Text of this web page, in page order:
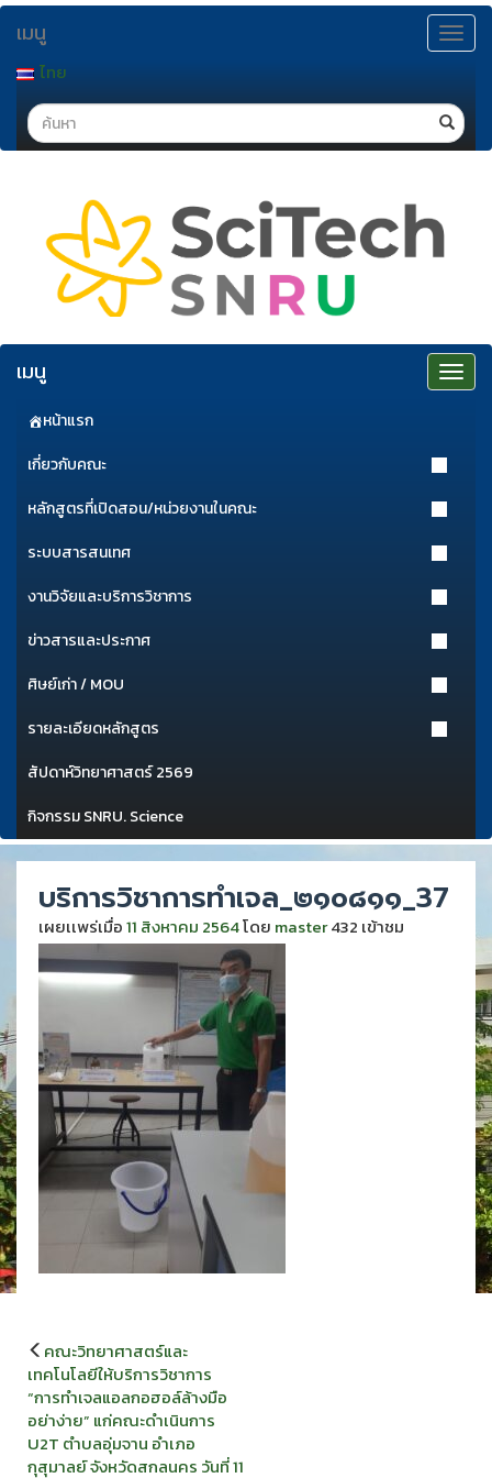
ข้าม
ไป
เนื้อหา
Toggle
เมนู
ไทย
Search
Toggle
เมนู
หน้าแรก
เกี่ยวกับคณะ
หลักสูตรที่เปิดสอน/หน่วยงานในคณะ
ระบบสารสนเทศ
งานวิจัยและบริการวิชาการ
ข่าวสารและประกาศ
ศิษย์เก่า / MOU
รายละเอียดหลักสูตร
สัปดาห์วิทยาศาสตร์ 2569
กิจกรรม SNRU. Science
บริการวิชาการทำเจล_๒๑๐๘๑๑_37
เผยเเพร่เมื่อ11 สิงหาคม 2564โดย master432 เข้าชม
แนะแนว
เรื่อง
คณะวิทยาศาสตร์และ
เทคโนโลยีให้บริการวิชาการ
“การทำเจลแอลกอฮอล์ล้างมือ
อย่าง่าย” แก่คณะดำเนินการ
U2T ตำบลอุ่มจาน อำเภอ
กุสุมาลย์ จังหวัดสกลนคร วันที่ 11